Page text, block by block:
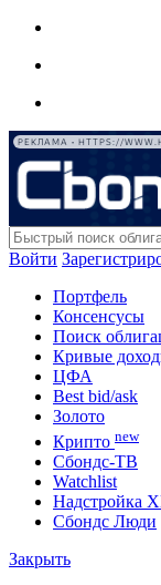
РЕКЛАМА • HTTPS://
Войти
Портфель
Консенсусы
Поиск
Кривые
ЦФА
Best bid/ask
Золото
Крипто new
Сбондс-ТВ
Watchlist
Надстройка
Сбондс Люди
Закрыть